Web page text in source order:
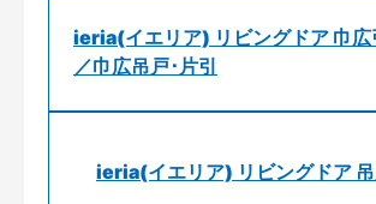
ieria(イエリア) リビングドア 巾広
／巾広吊戸･片引
ieria(イエリア) リビングドア